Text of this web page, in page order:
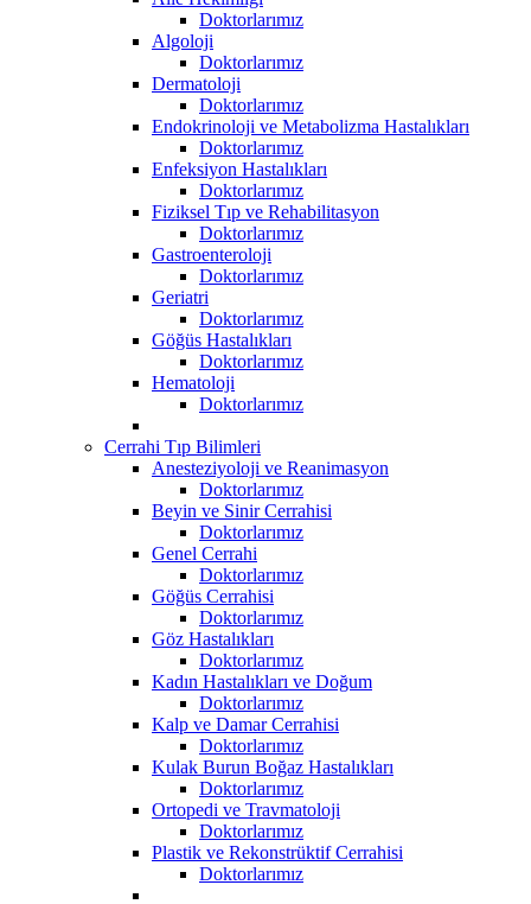
Doktorlarımız
Algoloji
Doktorlarımız
Dermatoloji
Doktorlarımız
Endokrinoloji ve Metabolizma Hastalıkları
Doktorlarımız
Enfeksiyon Hastalıkları
Doktorlarımız
Fiziksel Tıp ve Rehabilitasyon
Doktorlarımız
Gastroenteroloji
Doktorlarımız
Geriatri
Doktorlarımız
Göğüs Hastalıkları
Doktorlarımız
Hematoloji
Doktorlarımız
Cerrahi Tıp Bilimleri
Anesteziyoloji ve Reanimasyon
Doktorlarımız
Beyin ve Sinir Cerrahisi
Doktorlarımız
Genel Cerrahi
Doktorlarımız
Göğüs Cerrahisi
Doktorlarımız
Göz Hastalıkları
Doktorlarımız
Kadın Hastalıkları ve Doğum
Doktorlarımız
Kalp ve Damar Cerrahisi
Doktorlarımız
Kulak Burun Boğaz Hastalıkları
Doktorlarımız
Ortopedi ve Travmatoloji
Doktorlarımız
Plastik ve Rekonstrüktif Cerrahisi
Doktorlarımız